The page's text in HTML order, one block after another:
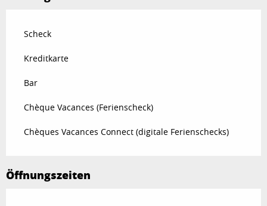
Scheck
Kreditkarte
Bar
Chèque Vacances (Ferienscheck)
Chèques Vacances Connect (digitale Ferienschecks)
Öffnungszeiten